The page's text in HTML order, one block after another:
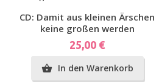
Vorschau
CD: Damit aus kleinen Ärschen
keine großen werden
Preis
25,00 €
 In den Warenkorb